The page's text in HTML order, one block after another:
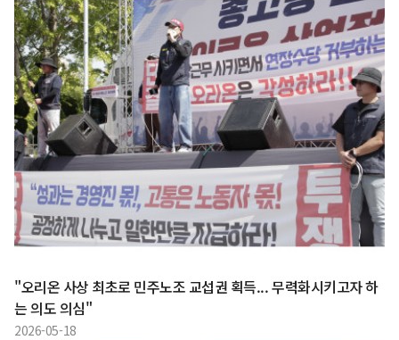
"오리온 사상 최초로 민주노조 교섭권 획득... 무력화시키고자 하
는 의도 의심"
2026-05-18